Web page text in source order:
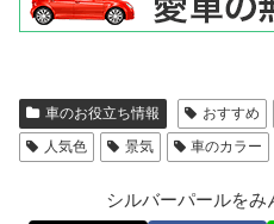
車のお役立ち情報 おすすめ
人気色
景気 車のカラー
シルバーパールをみ